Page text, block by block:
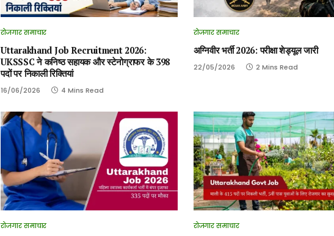
रोजगार समाचार
Uttarakhand Job Recruitment 2026:
UKSSSC ने कनिष्ठ सहायक और स्टेनोग्राफर के 398
पदों पर निकाली रिक्तियां
16/06/2026 4 Mins Read
रोजगार समाचार
अग्निवीर भर्ती 2026: परीक्षा शेड्यूल जारी
22/05/2026 2 Mins Read
रोजगार समाचार रोजगार समाचार